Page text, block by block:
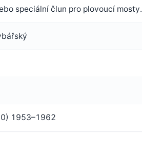
speciální člun pro plovoucí mosty.
1953–1962